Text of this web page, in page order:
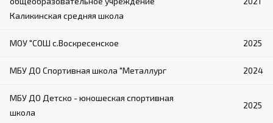
Каликинская средняя школа
МОУ "СОШ с.Воскресенское 2025
МБУ ДО Спортивная школа "Металлург 2024
МБУ ДО Детско - юношеская спортивная
школа
2025